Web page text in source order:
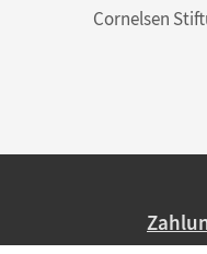
Cornelsen